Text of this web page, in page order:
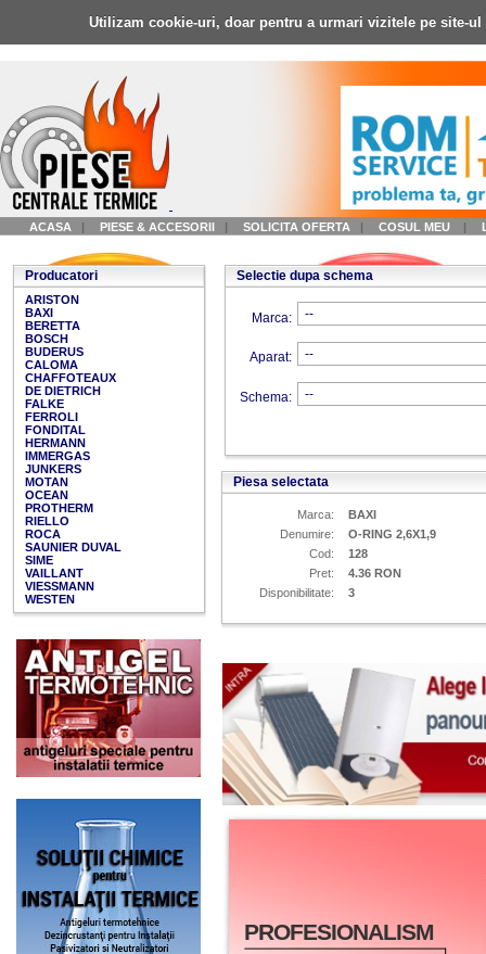
Utilizam cookie-uri, doar pentru a urmari vizitele pe site-
ACASA | PIESE & ACCESORII | SOLICITA OFERTA | COSUL MEU |
Producatori
ARISTON
BAXI
BERETTA
BOSCH
BUDERUS
CALOMA
CHAFFOTEAUX
DE DIETRICH
FALKE
FERROLI
FONDITAL
HERMANN
IMMERGAS
JUNKERS
MOTAN
OCEAN
PROTHERM
RIELLO
ROCA
SAUNIER DUVAL
SIME
VAILLANT
VIESSMANN
WESTEN
Selectie dupa schema
Marca:
Aparat:
Schema:
Piesa selectata
Marca:
BAXI
Denumire:
O-RING 2,6X1,9
Cod:
128
Pret:
4.36 RON
Disponibilitate:
3
PROFESIONALISM